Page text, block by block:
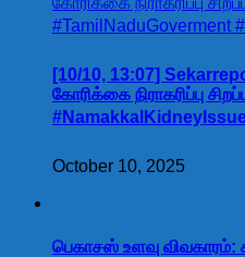
[10/10, 13:07]
கோரிக்கை நிராகரிப்பு
October 10, 2025
பெகாசஸ் உளவு விவகாரம்: